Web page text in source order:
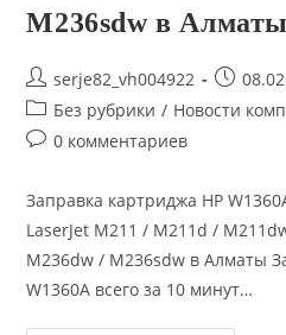
150
/
150nw
HP
Color
HP
Color
Laser
179
/
179fnw
В
M236sdw в Алматы
Post
author:
serje82_vh004922
Запись
Post
category:
Без рубрики / Новости
Post0 комментариев
Заправка картриджа HP
LaserJet M211 / M211d /
M236dw / M236sdw в Алматы
W1360A всего за 10 минут…